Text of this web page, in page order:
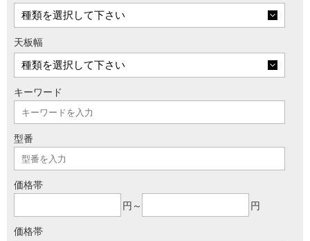
天板幅
キーワード
型番
価格帯
円～
円
価格帯